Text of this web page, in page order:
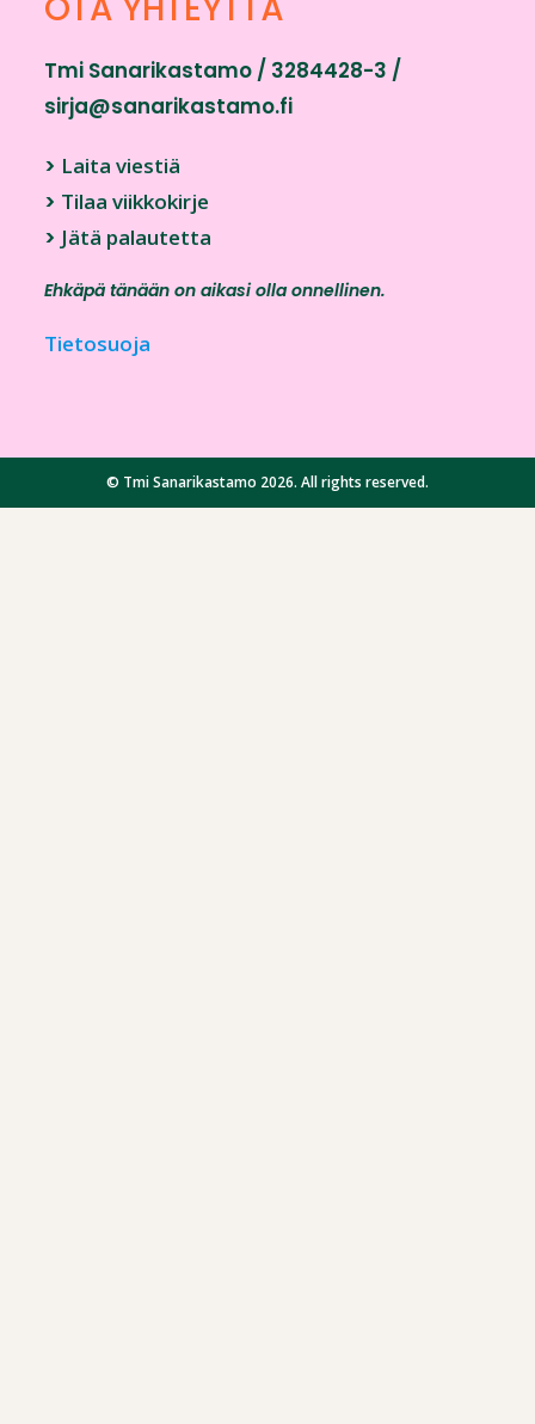
Tmi Sanarikastamo / 3284428-3 /
sirja@sanarikastamo.fi
> Laita viestiä
> Tilaa viikkokirje
> Jätä palautetta
Ehkäpä tänään on aikasi olla onnellinen.
Tietosuoja
© Tmi Sanarikastamo 2026. All rights reserved.